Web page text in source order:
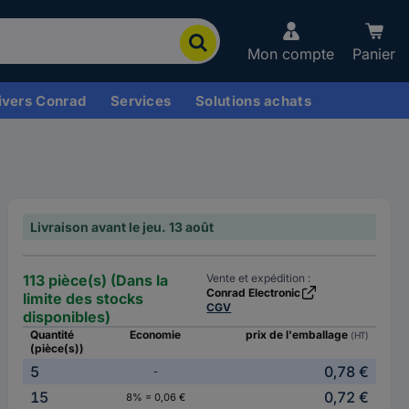
Mon compte Panier
Conrad Services Solutions achats
Livraison avant le jeu. 13 août
113 pièce(s) (Dans la
limite des stocks
disponibles)
Vente et expédition :
Conrad Electronic
CGV
Quantité
(pièce(s))
Economie prix de l'emballage (HT)
5 -
0,78 €
15
8% = 0,06 €
0,72 €